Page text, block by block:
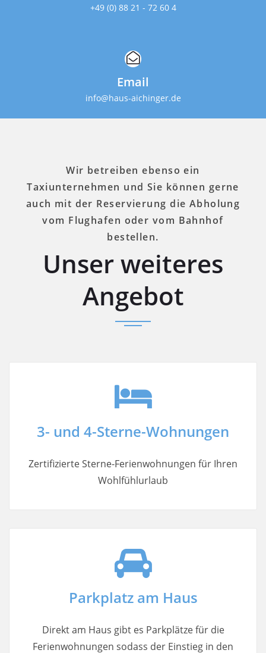
Frühlingstraße
2 individuelle Wohnungen mit 3 Sternen ***
das Zentrum von Garmisch mit Fußgängerzone
und Kurpark bequem zu Fuß.
+49 (0) 88 21 - 72 60 4
Email
info@haus-aichinger.de
Wir betreiben ebenso ein
Taxiunternehmen und Sie können gerne
auch mit der Reservierung die Abholung
vom Flughafen oder vom Bahnhof
bestellen.
Unser weiteres
Angebot
3- und 4-Sterne-Wohnungen
Zertifizierte Sterne-Ferienwohnungen für Ihren
Wohlfühlurlaub
Parkplatz am Haus
Direkt am Haus gibt es Parkplätze für die
Ferienwohnungen sodass der Einstieg in den